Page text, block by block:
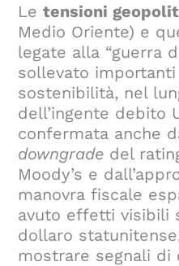
Letensioni
Medio Oriente) e
legate alla “guerra
sollevato
sostenibilità, nel
dell’ingente debito
confermata anche
downgrade del
Moody’s e
manovra fiscale
avuto effetti visibili
dollaro
mostrare segnali di